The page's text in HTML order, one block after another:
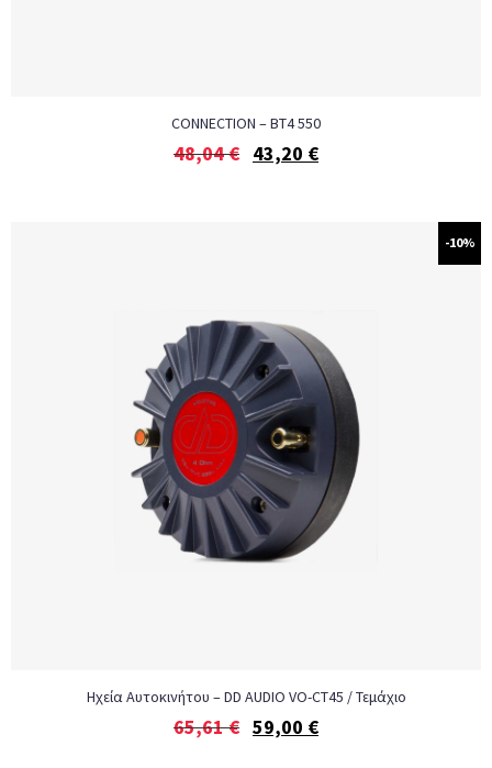
CONNECTION – BT4 550
48,04€ 43,20 €
-10%
Ηχεία Αυτοκινήτου – DD AUDIO VO-CT45 / Τεμάχιο
65,61€ 59,00 €